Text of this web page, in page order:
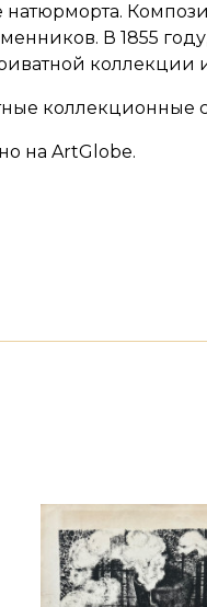
натюрморта.
В 1855
коллекции
коллекционные
на ArtGlobe.